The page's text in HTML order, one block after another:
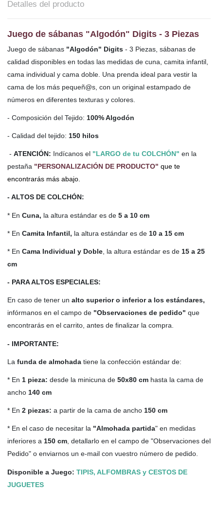
Detalles del producto
Juego de sábanas "Algodón" Digits - 3 Piezas
Juego de sábanas "Algodón" Digits - 3 Piezas, sábanas de
calidad disponibles en todas las medidas de cuna, camita infantil,
cama individual y cama doble. Una prenda ideal para vestir la
cama de los más pequeñ@s, con un original estampado de
números en diferentes texturas y colores.
- Composición del Tejido: 100% Algodón
- Calidad del tejido: 150 hilos
- ATENCIÓN: Indícanos el "LARGO de tu COLCHÓN" en la
pestaña "PERSONALIZACIÓN DE PRODUCTO" que te
encontrarás más abajo.
- ALTOS DE COLCHÓN:
* En Cuna, la altura estándar es de 5 a 10 cm
* En Camita Infantil, la altura estándar es de 10 a 15 cm
* En Cama Individual y Doble , la altura estándar es de 15 a 25
cm
- PARA ALTOS ESPECIALES:
En caso de tener un alto superior o inferior a los estándares,
infórmanos en el campo de "Observaciones de pedido" que
encontrarás en el carrito, antes de finalizar la compra.
- IMPORTANTE:
La funda de almohada tiene la confección estándar de:
* En 1 pieza: desde la minicuna de 50x80 cm hasta la cama de
ancho 140 cm
* En 2 piezas: a partir de la cama de ancho 150 cm
* En el caso de necesitar la "Almohada partida" en medidas
inferiores a 150 cm, detallarlo en el campo de "Observaciones del
Pedido" o enviarnos un e-mail con vuestro número de pedido.
Disponible a Juego: TIPIS, ALFOMBRAS y CESTOS DE
JUGUETES